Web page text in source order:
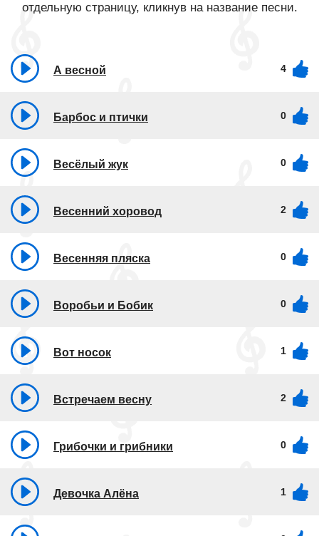
отдельную страницу, кликнув на название песни.
А весной 4
Барбос и птички 0
Весёлый жук 0
Весенний хоровод 2
Весенняя пляска 0
Воробьи и Бобик 0
Вот носок 1
Встречаем весну 2
Грибочки и грибники 0
Девочка Алёна 1